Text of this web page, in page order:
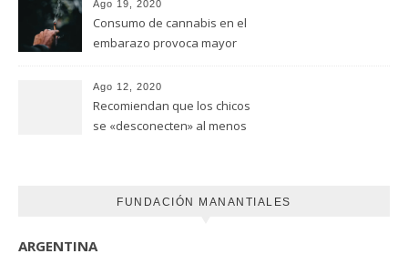
Ago 19, 2020
Consumo de cannabis en el
embarazo provoca mayor
(FUNDACION MANANTIALES)
Ago 12, 2020
Recomiendan que los chicos
se «desconecten» al menos
FUNDACIÓN MANANTIALES
ARGENTINA